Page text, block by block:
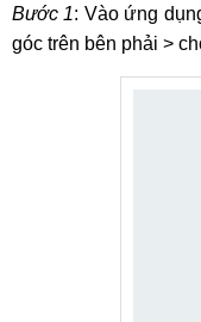
Bước 1: Vào ứng
góc trên bên phải >